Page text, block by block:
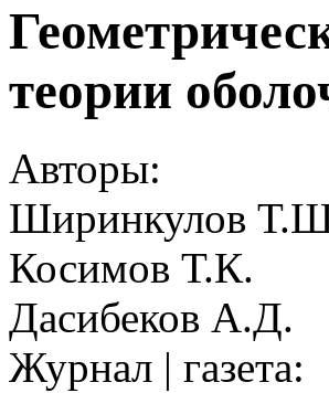
теории
Авторы:
Ширинкулов
Косимов Т.К.
Дасибеков А.Д.
Журнал | газета: